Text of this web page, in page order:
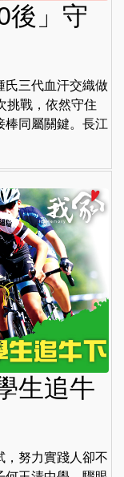
後」守
氏三代血汗交織做
挑戰，依然守住
棒同屬關鍵。長江
生追牛
，努力實踐人卻不